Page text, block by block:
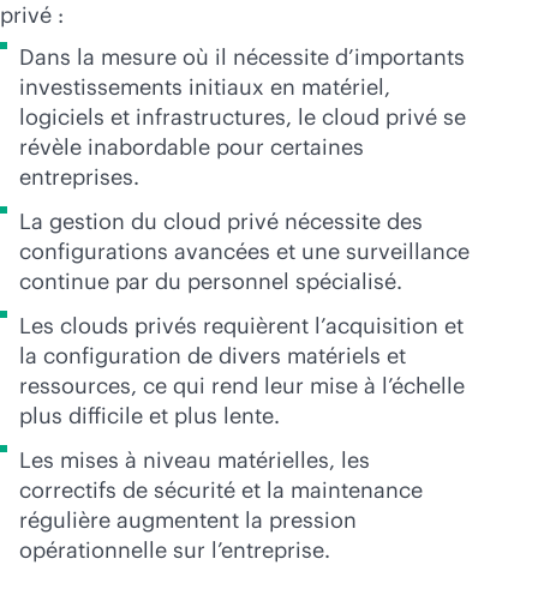
privé :
Dans la mesure où il nécessite d’importants
investissements initiaux en matériel,
logiciels et infrastructures, le cloud privé se
révèle inabordable pour certaines
entreprises.
La gestion du cloud privé nécessite des
configurations avancées et une surveillance
continue par du personnel spécialisé.
Les clouds privés requièrent l’acquisition et
la configuration de divers matériels et
ressources, ce qui rend leur mise à l’échelle
plus difficile et plus lente.
Les mises à niveau matérielles, les
correctifs de sécurité et la maintenance
régulière augmentent la pression
opérationnelle sur l’entreprise.